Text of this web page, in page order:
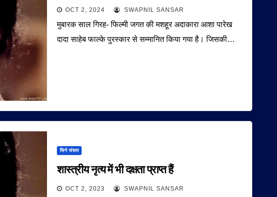
OCT 2, 2024 SWAPNIL SANSAR
मुबारक साल गिरह- फिल्मी जगत की मशहूर अदाकारा आशा पारेख
दादा साहेब फाल्के पुरस्कार से सम्मानित किया गया है। जिसकी…
सिने संसार
शास्त्रीय नृत्य में भी दक्षता प्राप्त हैं
OCT 2, 2023 SWAPNIL SANSAR